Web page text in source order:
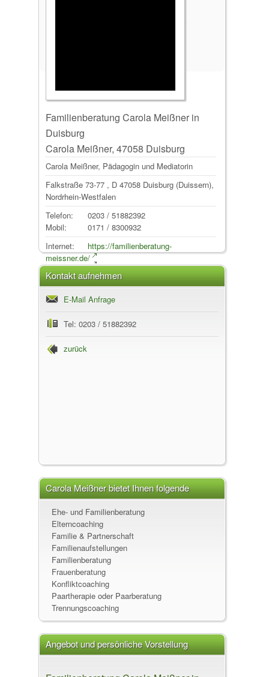
Familienberatung Carola Meißner in
Duisburg
Carola Meißner, 47058 Duisburg
Carola Meißner, Pädagogin und Mediatorin
Falkstraße 73-77 , D 47058 Duisburg (Duissern),
Nordrhein-Westfalen
Telefon:
0203 / 51882392
Mobil:
0171 / 8300932
Internet:
https://familienberatung-
meissner.de/
Kontakt aufnehmen
E-Mail Anfrage
Tel: 0203 / 51882392
zurück
Carola Meißner bietet Ihnen folgende
Leistungen an
Ehe- und Familienberatung
Elterncoaching
Familie & Partnerschaft
Familienaufstellungen
Familienberatung
Frauenberatung
Konfliktcoaching
Paartherapie oder Paarberatung
Trennungscoaching
Angebot und persönliche Vorstellung